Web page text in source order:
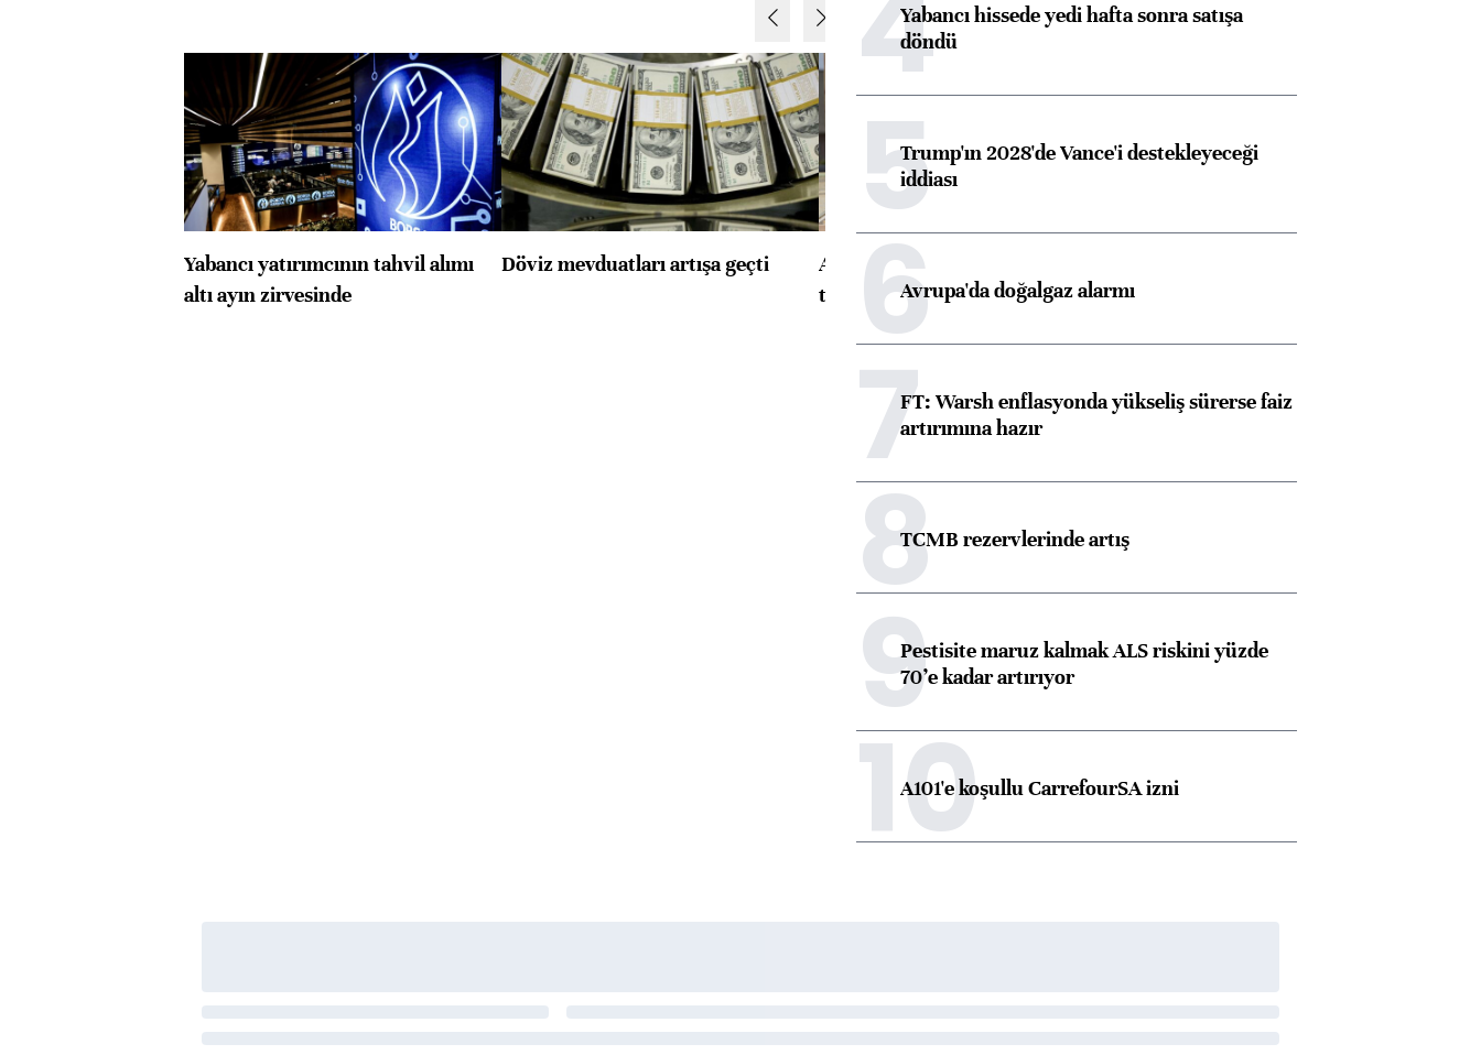
Yabancı yatırımcının tahvil alımı
altı ayın zirvesinde
Döviz mevduatları artışa geçti
ABD'de konut başlangıçları
toparlandı
görüşmelere hazırlanıyor
Yabancı hissede yedi hafta sonra satışa
döndü
5Trump'ın 2028'de Vance'i destekleyeceği
iddiası
6Avrupa'da doğalgaz alarmı
7FT: Warsh enflasyonda yükseliş sürerse faiz
artırımına hazır
8TCMB rezervlerinde artış
9Pestisite maruz kalmak ALS riskini yüzde
70’e kadar artırıyor
10
A101'e koşullu CarrefourSA izni